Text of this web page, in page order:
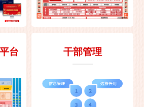
台 干部管理